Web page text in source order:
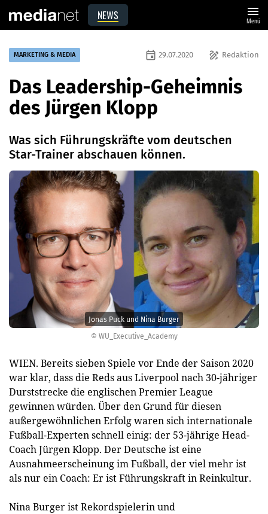
NEWS menu
Menü
© WU_Executive_Academy
Jonas Puck und Nina Burger
MARKETING & MEDIA draw Redaktion
event 29.07.2020
Das Leadership-Geheimnis
des Jürgen Klopp
Was sich Führungskräfte vom deutschen
Star-Trainer abschauen können.
WIEN. Bereits sieben Spiele vor Ende der Saison 2020
war klar, dass die Reds aus Liverpool nach 30-jähriger
Durststrecke die englischen Premier League
gewinnen würden. Über den Grund für diesen
außergewöhnlichen Erfolg waren sich internationale
Fußball-Experten schnell einig: der 53-jährige Head-
Coach Jürgen Klopp. Der Deutsche ist eine
Ausnahmeerscheinung im Fußball, der viel mehr ist
als nur ein Coach: Er ist Führungskraft in Reinkultur.
Nina Burger ist Rekordspielerin und